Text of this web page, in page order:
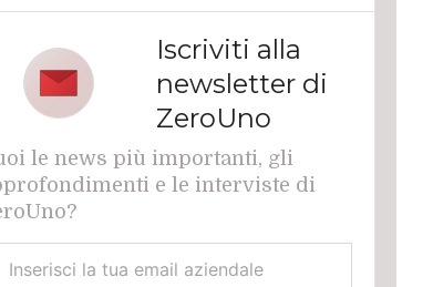
Iscriviti alla
newsletter di
ZeroUno
le news più importanti, gli
e le interviste di